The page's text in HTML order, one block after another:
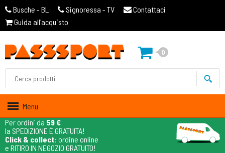
Busche - BL Signoressa - TV
Contattaci
Guida all'acquisto
0
Menu
Per ordini da 59 €
la SPEDIZIONE È GRATUITA!
Click & collect: ordine online
e RITIRO IN NEGOZIO GRATUITO!